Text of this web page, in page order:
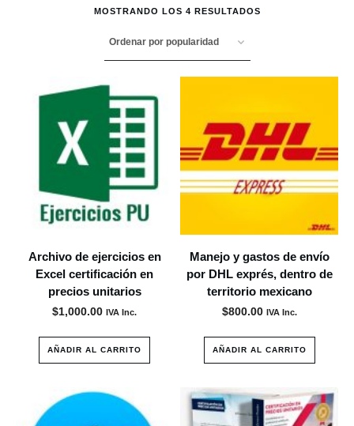
MOSTRANDO LOS 4 RESULTADOS
Archivo de ejercicios en
Excel certificación en
precios unitarios
$1,000.00 IVA Inc.
AÑADIR AL CARRITO
Manejo y gastos de envío
por DHL exprés, dentro de
territorio mexicano
$800.00 IVA Inc.
AÑADIR AL CARRITO